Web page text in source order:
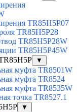
TR85H5P07
TR85H5P28
TR85H5P28W
TR85H5P45W
▼
муфта TR8501W
муфта TR8524
муфта TR8535W
точка TR8527.1
▼